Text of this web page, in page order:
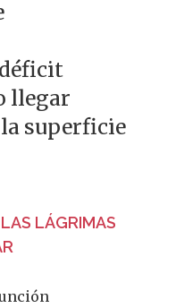
llegar
superficie
LÁGRIMAS